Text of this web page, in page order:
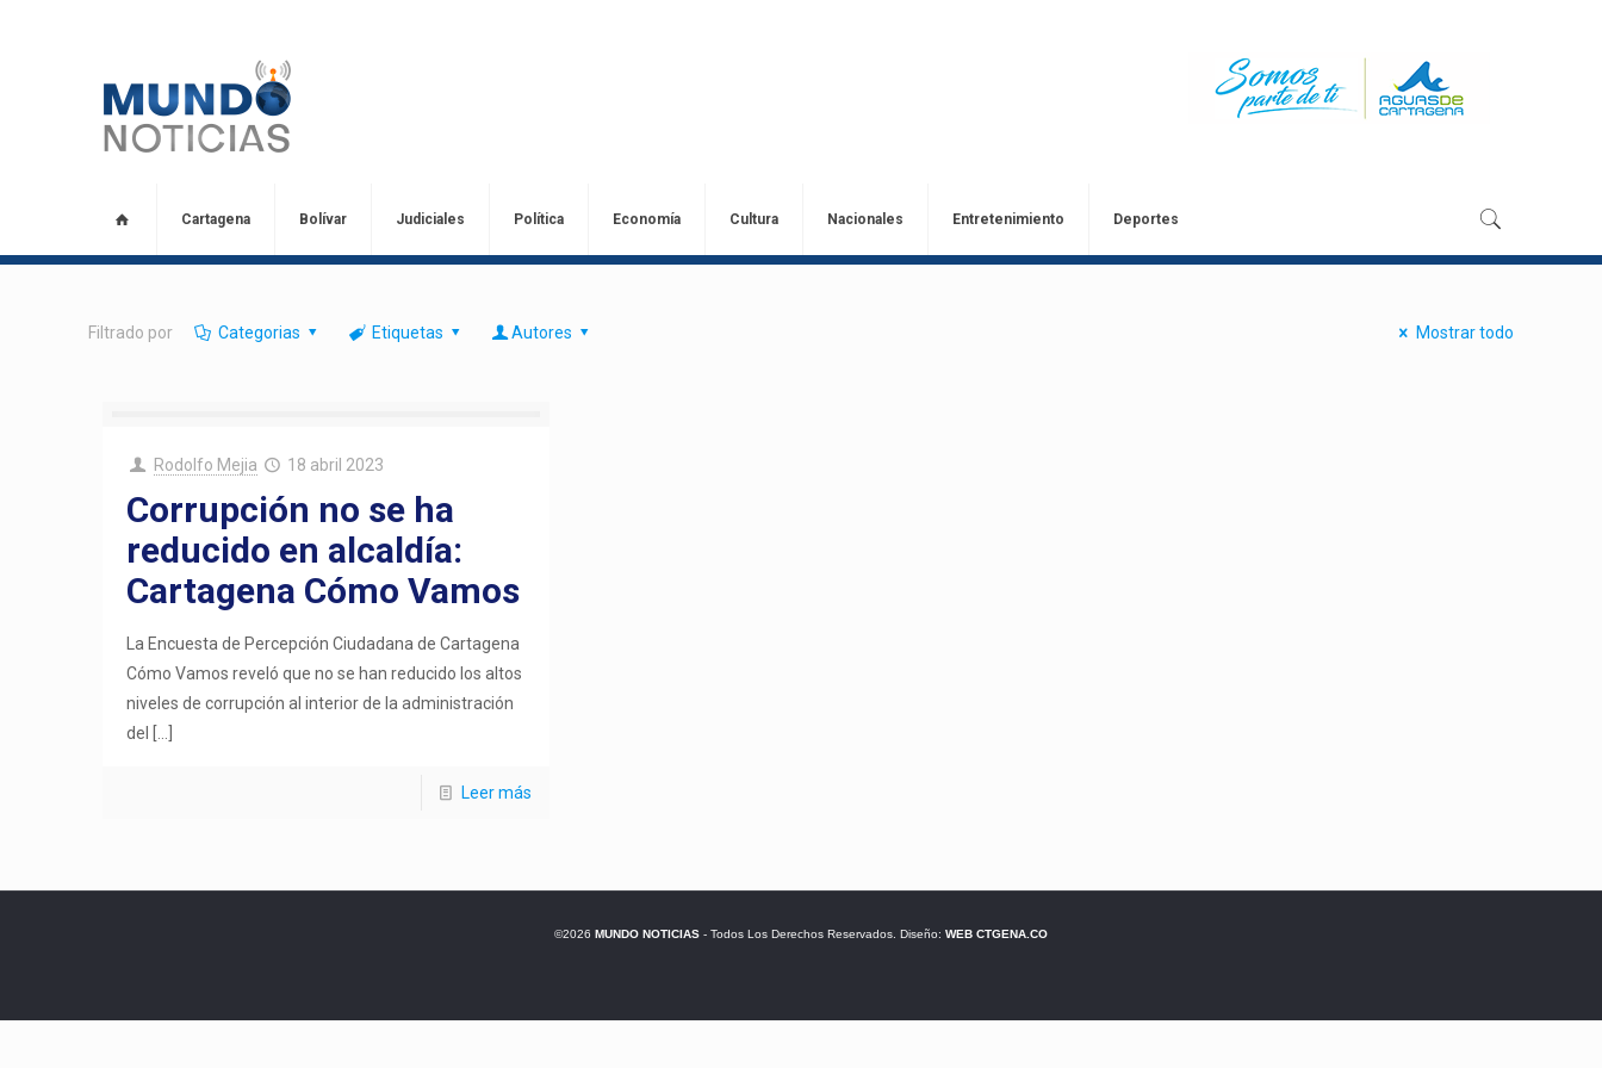
Cartagena Bolívar Judiciales Política Economía Cultura Nacionales Entretenimiento Deportes
Filtrado por Categorias Etiquetas Autores Mostrar todo
Rodolfo Mejia 18 abril 2023
Corrupción no se ha
reducido en alcaldía:
Cartagena Cómo Vamos
La Encuesta de Percepción Ciudadana de Cartagena
Cómo Vamos reveló que no se han reducido los altos
niveles de corrupción al interior de la administración
del
Leer más
©2026 MUNDO NOTICIAS- Todos Los Derechos Reservados. Diseño: WEB CTGENA.CO